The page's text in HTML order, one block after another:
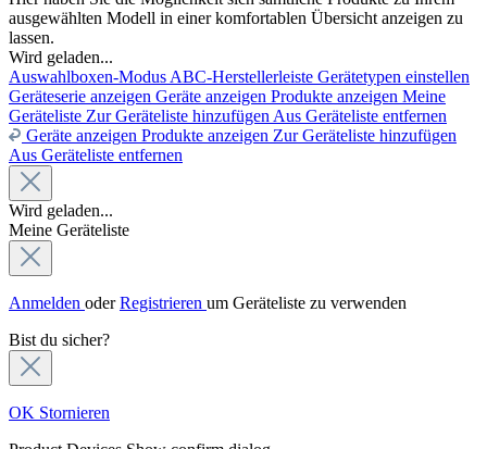
ausgewählten Modell in einer komfortablen Übersicht anzeigen zu
lassen.
Wird geladen...
Auswahlboxen-Modus ABC-Herstellerleiste Gerätetypen einstellen
Geräteserie anzeigen Geräte anzeigen Produkte anzeigen Meine
Geräteliste Zur Geräteliste hinzufügen Aus Geräteliste entfernen
Geräte anzeigen Produkte anzeigen Zur Geräteliste hinzufügen
Aus Geräteliste entfernen
Wird geladen...
Meine Geräteliste
Anmelden oderRegistrieren um Geräteliste zu verwenden
Bist du sicher?
OK Stornieren